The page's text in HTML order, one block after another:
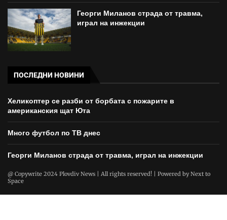
Георги Миланов страда от травма,
играл на инжекции
ПОСЛЕДНИ НОВИНИ
Хеликоптер се разби от борбата с пожарите в
американския щат Юта
Много футбол по ТВ днес
Георги Миланов страда от травма, играл на инжекции
@ Copywrite 2024 Plovdiv News | All rights reserved! | Powered byNext to
Space